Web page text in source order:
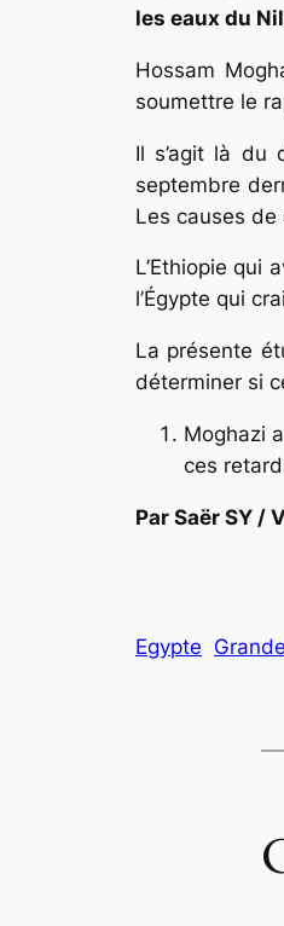
les eaux du
Hossam
soumettre le
Il s’agit là du
septembre
Les causes
L’Ethiopie qui
l’Égypte qui
La présente
déterminer si
Moghazi
ces
Par Saër SY /
Egypte